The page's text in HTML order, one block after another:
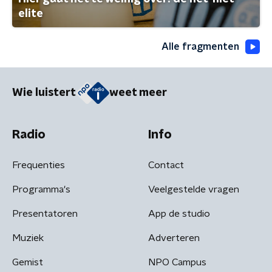
elite
Alle fragmenten
Wie luistert weet meer
Radio
Frequenties
Programma's
Presentatoren
Muziek
Gemist
Info
Contact
Veelgestelde vragen
App de studio
Adverteren
NPO Campus